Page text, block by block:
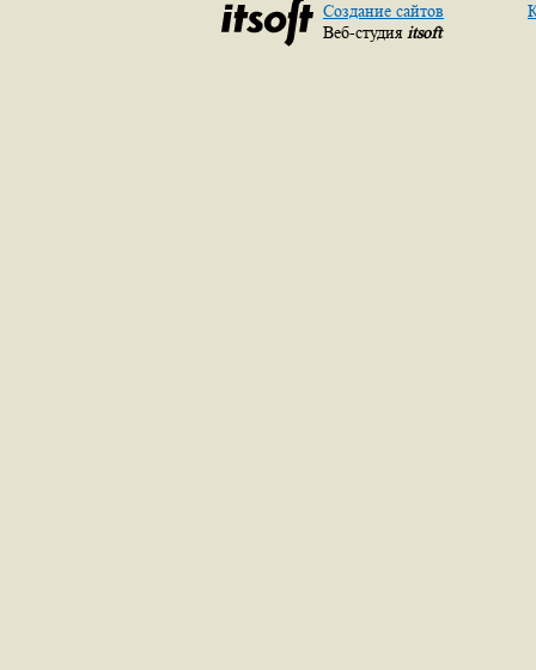
Создание сайтов
Веб-студия itsoft